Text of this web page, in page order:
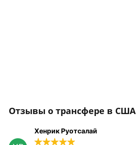
Отзывы о трансфере в США
Хенрик Руотсалай